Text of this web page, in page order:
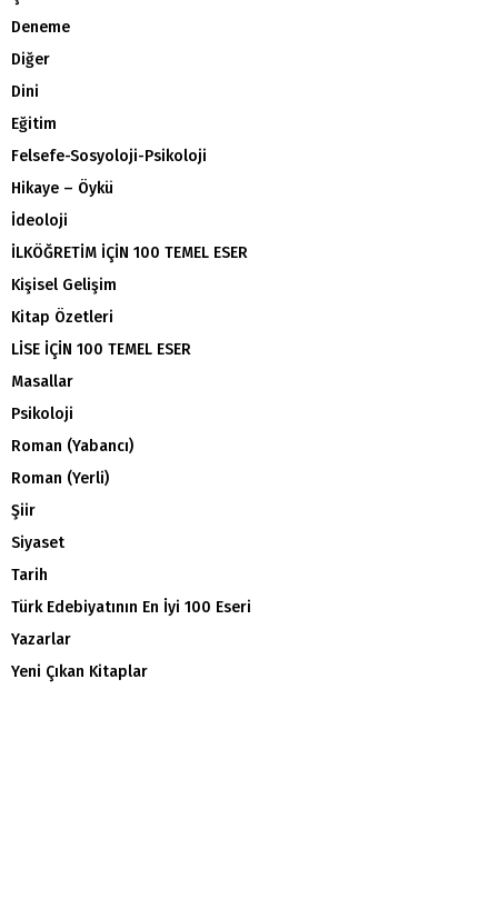
Deneme
Diğer
Dini
Eğitim
Felsefe-Sosyoloji-Psikoloji
Hikaye – Öykü
İdeoloji
İLKÖĞRETİM İÇİN 100 TEMEL ESER
Kişisel Gelişim
Kitap Özetleri
LİSE İÇİN 100 TEMEL ESER
Masallar
Psikoloji
Roman (Yabancı)
Roman (Yerli)
Şiir
Siyaset
Tarih
Türk Edebiyatının En İyi 100 Eseri
Yazarlar
Yeni Çıkan Kitaplar